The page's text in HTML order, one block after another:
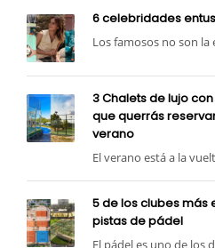
6 celebridades
Los famosos no son la
3 Chalets de lujo
que querrás
verano
El verano está a la
5 de los clubes más
pistas de pádel
El pádel es uno de los